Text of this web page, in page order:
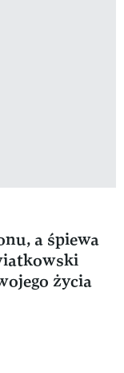
a śpiewa
życia